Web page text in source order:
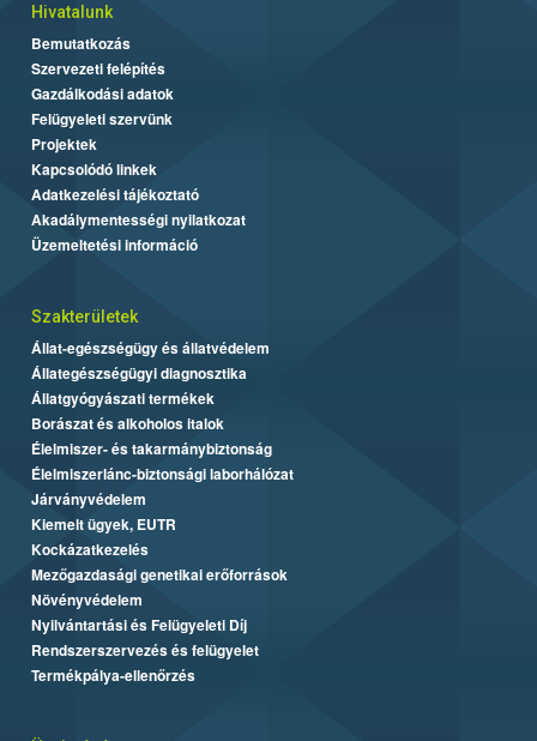
Hivatalunk
Bemutatkozás
Szervezeti felépítés
Gazdálkodási adatok
Felügyeleti szervünk
Projektek
Kapcsolódó linkek
Adatkezelési tájékoztató
Akadálymentességi nyilatkozat
Üzemeltetési információ
Szakterületek
Állat-egészségügy és állatvédelem
Állategészségügyi diagnosztika
Állatgyógyászati termékek
Borászat és alkoholos italok
Élelmiszer- és takarmánybiztonság
Élelmiszerlánc-biztonsági laborhálózat
Járványvédelem
Kiemelt ügyek, EUTR
Kockázatkezelés
Mezőgazdasági genetikai erőforrások
Növényvédelem
Nyilvántartási és Felügyeleti Díj
Rendszerszervezés és felügyelet
Termékpálya-ellenőrzés